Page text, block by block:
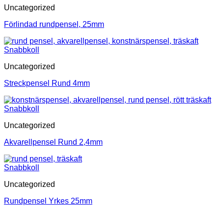
Uncategorized
Förlindad rundpensel, 25mm
Snabbkoll
Uncategorized
Streckpensel Rund 4mm
Snabbkoll
Uncategorized
Akvarellpensel Rund 2,4mm
Snabbkoll
Uncategorized
Rundpensel Yrkes 25mm